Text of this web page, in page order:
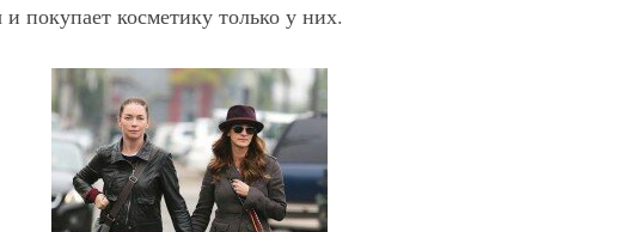
покупает косметику только у них.